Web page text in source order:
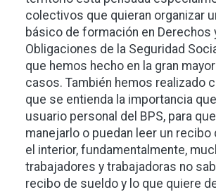
colectivos que quieran organizar
básico de formación en Derechos
Obligaciones de la Seguridad
que hemos hecho en la gran
casos. También hemos realizado
que se entienda la importancia
usuario personal del BPS, para
manejarlo o puedan leer un recibo
el interior, fundamentalmente,
trabajadores y trabajadoras no
recibo de sueldo y lo que quiere